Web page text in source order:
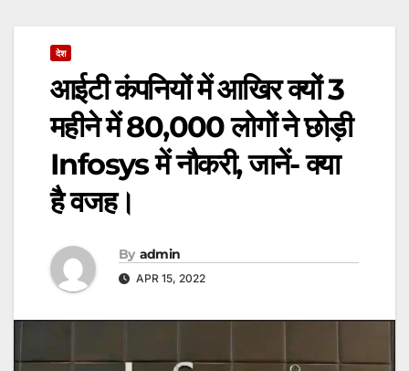
देश
आईटी कंपनियों में आखिर क्यों 3
महीने में 80,000 लोगों ने छोड़ी
Infosys में नौकरी, जानें- क्या
है वजह।
By admin
APR 15, 2022